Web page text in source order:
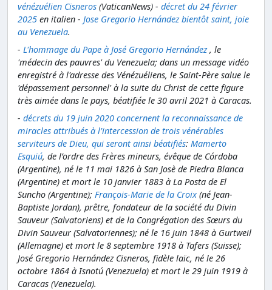
vénézuélien Cisneros (VaticanNews) - décret du 24 février
2025 en italien - Jose Gregorio Hernández bientôt saint, joie
au Venezuela.
- L'hommage du Pape à José Gregorio Hernández, le
'médecin des pauvres' du Venezuela; dans un message vidéo
enregistré à l'adresse des Vénézuéliens, le Saint-Père salue le
'dépassement personnel' à la suite du Christ de cette figure
très aimée dans le pays, béatifiée le 30 avril 2021 à Caracas.
- décrets du 19 juin 2020 concernent la reconnaissance de
miracles attribués à l’intercession de trois vénérables
serviteurs de Dieu, qui seront ainsi béatifiés: Mamerto
Esquiú, de l’ordre des Frères mineurs, évêque de Córdoba
(Argentine), né le 11 mai 1826 à San Josè de Piedra Blanca
(Argentine) et mort le 10 janvier 1883 à La Posta de El
Suncho (Argentine); François-Marie de la Croix (né Jean-
Baptiste Jordan), prêtre, fondateur de la société du Divin
Sauveur (Salvatoriens) et de la Congrégation des Sœurs du
Divin Sauveur (Salvatoriennes); né le 16 juin 1848 à Gurtweil
(Allemagne) et mort le 8 septembre 1918 à Tafers (Suisse);
José Gregorio Hernández Cisneros, fidèle laïc, né le 26
octobre 1864 à Isnotú (Venezuela) et mort le 29 juin 1919 à
Caracas (Venezuela).